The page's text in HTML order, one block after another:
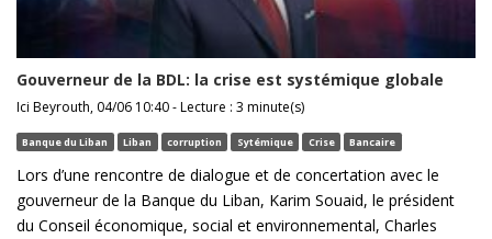
Gouverneur de la BDL: la crise est systémique globale
Ici Beyrouth, 04/06 10:40 - Lecture : 3 minute(s)
Banque du Liban Liban corruption Sytémique Crise Bancaire
Lors d’une rencontre de dialogue et de concertation avec le
gouverneur de la Banque du Liban, Karim Souaid, le président
du Conseil économique, social et environnemental, Charles